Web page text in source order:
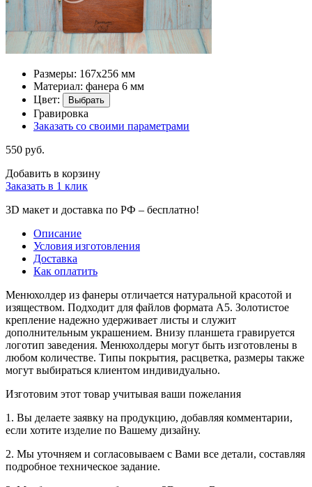
Размеры: 167х256 мм
Материал: фанера 6 мм
Цвет:
Выбрать
Гравировка
Заказать со своими параметрами
550 руб.
Добавить в корзину
Заказать в 1 клик
3D макет и доставка по РФ – бесплатно!
Описание
Условия изготовления
Доставка
Как оплатить
Менюхолдер из фанеры отличается натуральной красотой и
изяществом. Подходит для файлов формата A5. Золотистое
крепление надежно удерживает листы и служит
дополнительным украшением. Внизу планшета гравируется
логотип заведения. Менюхолдеры могут быть изготовлены в
любом количестве. Типы покрытия, расцветка, размеры также
могут выбираться клиентом индивидуально.
Изготовим этот товар учитывая ваши пожелания
1. Вы делаете заявку на продукцию, добавляя комментарии,
если хотите изделие по Вашему дизайну.
2. Мы уточняем и согласовываем с Вами все детали, составляя
подробное техническое задание.